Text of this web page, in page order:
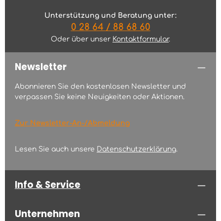
Unterstützung und Beratung unter:
0 28 64 / 88 68 60
Oder über unser Kontaktformular.
Newsletter
Abonnieren Sie den kostenlosen Newsletter und
verpassen Sie keine Neuigkeiten oder Aktionen.
Zur Newsletter-An-/Abmeldung
Lesen Sie auch unsere Datenschutzerklärung.
Info & Service
Unternehmen